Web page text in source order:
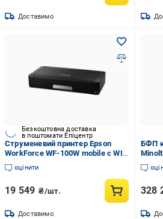
Доставимо
Безкоштовна доставка
в поштомати Епіцентр
Струменевий принтер Epson
WorkForce WF-100W mobile c WI-
FI (C11CE05403)
оцінити
19 549 ₴/шт.
Доставимо
БФП
328